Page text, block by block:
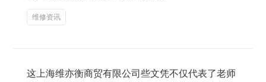
维修资讯
这上海维亦衡商贸有限公司些文凭不仅代表了老师